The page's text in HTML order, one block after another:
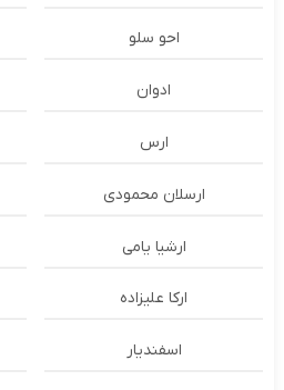
احو سلو
ادوان
ارس
ارسلان محمودی
ارشیا یامی
ارکا علیزاده
اسفندیار